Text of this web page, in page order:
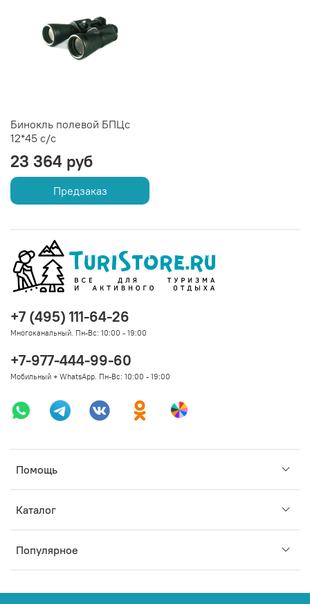
Бинокль полевой БПЦс
12*45 с/с
23 364 руб
Предзаказ
Помощь
Каталог
Популярное
+7 (495) 111-64-26
Многоканальный. Пн-Вс: 10:00 - 19:00
+7-977-444-99-60
Мобильный + WhatsApp. Пн-Вс: 10:00 - 19:00